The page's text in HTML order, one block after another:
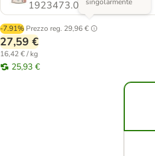
1923473.0
-7.91% Prezzo reg. 29,96 €
27,59 €
16,42 € / kg
25,93 €